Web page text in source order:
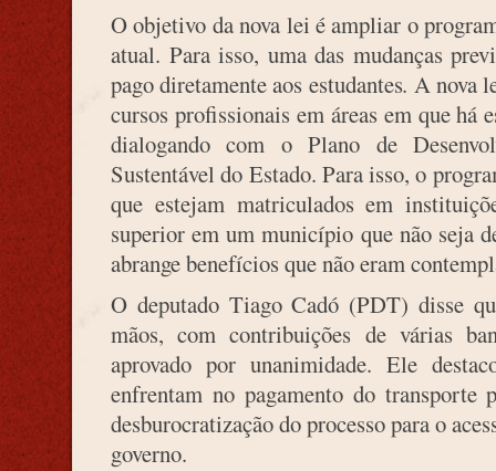
O objetivo da nova lei é ampliar o
atual. Para isso, uma das mudanças
pago diretamente aos estudantes. A nova
cursos profissionais em áreas em que há
dialogando com o Plano de
Sustentável do Estado. Para isso, o
que estejam matriculados em
superior em um município que não seja
abrange benefícios que não eram
O deputado Tiago Cadó (PDT) disse
mãos, com contribuições de várias
aprovado por unanimidade. Ele
enfrentam no pagamento do transporte
desburocratização do processo para o
governo.